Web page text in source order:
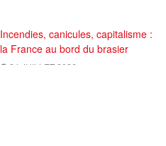
Incendies, canicules, capitalisme :
la France au bord du brasier
24 JUILLET 2026